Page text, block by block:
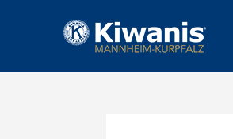
Kiwanis-Club
SERVING THE CHILDREN OF